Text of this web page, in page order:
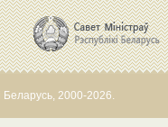
Беларусь, 2000-2026.